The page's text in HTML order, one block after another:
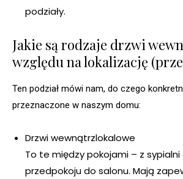
podziały.
Jakie są rodzaje drzwi
względu na lokalizację
Ten podział mówi nam, do czego
przeznaczone w naszym domu:
Drzwi wewnątrzlokalowe
To te między pokojami – z sypialni
przedpokoju do salonu. Mają